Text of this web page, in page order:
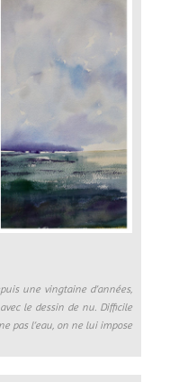
une vingtaine d’années,
le dessin de nu. Difficile
pas l’eau, on ne lui impose